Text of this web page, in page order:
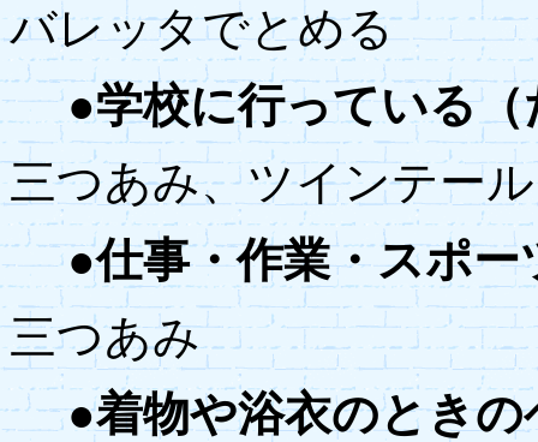
バレッタでとめる
●学校に行っている
三つあみ、ツインテー
●仕事・作業・スポ
三つあみ
●着物や浴衣のとき